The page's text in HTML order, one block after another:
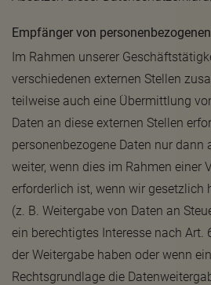
Empfänger von
Im Rahmen unserer
verschiedenen externen Stellen
teilweise auch eine Übermittlung
Daten an diese externen Stellen
personenbezogene Daten nur dann
weiter, wenn dies im Rahmen einer
erforderlich ist, wenn wir gesetzlich
(z. B. Weitergabe von Daten an
ein berechtigtes Interesse nach Art.
der Weitergabe haben oder wenn
Rechtsgrundlage die